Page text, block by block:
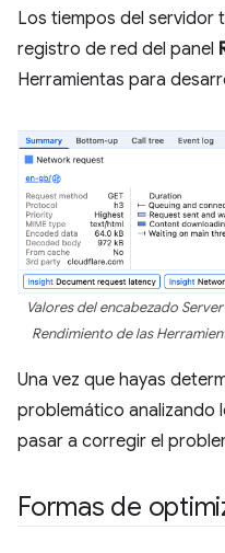
Los tiempos del servidor
registro de red del panel
Herramientas para
Valores del encabezado
Rendimiento de las
Una vez que hayas
problemático analizando
pasar a corregir el
Formas de